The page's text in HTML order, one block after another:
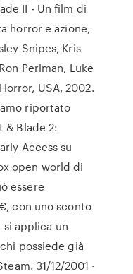
II - Un film di
horror e azione,
Snipes, Kris
Perlman, Luke
USA, 2002.
riportato
Blade 2:
Access su
open world di
essere
con uno sconto
si applica un
possiede già
31/12/2001 ·